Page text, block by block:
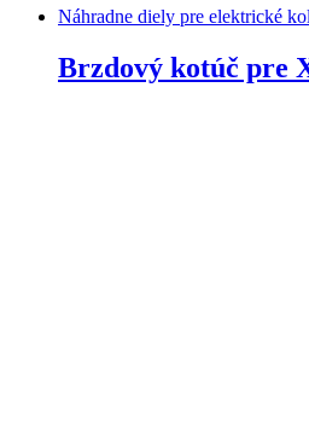
Náhradne diely pre elektrické
Brzdový kotúč pre